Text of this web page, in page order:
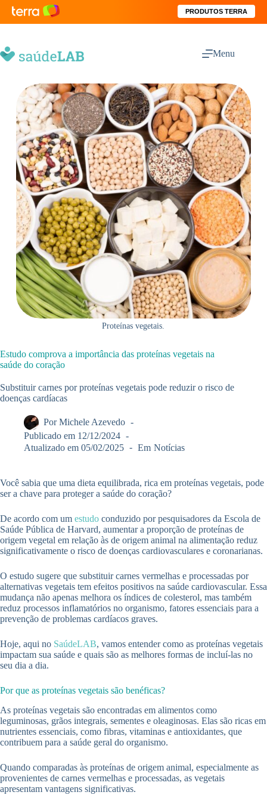
PRODUTOS TERRA
Menu
Proteínas vegetais.
Estudo comprova a importância das proteínas vegetais na
saúde do coração
Substituir carnes por proteínas vegetais pode reduzir o risco de
doenças cardíacas
Por Michele Azevedo
Publicado em 12/12/2024
Atualizado em 05/02/2025 Em Notícias
Você sabia que uma dieta equilibrada, rica em proteínas vegetais, pode
ser a chave para proteger a saúde do coração?
De acordo com um estudo conduzido por pesquisadores da Escola de
Saúde Pública de Harvard, aumentar a proporção de proteínas de
origem vegetal em relação às de origem animal na alimentação reduz
significativamente o risco de doenças cardiovasculares e coronarianas.
O estudo sugere que substituir carnes vermelhas e processadas por
alternativas vegetais tem efeitos positivos na saúde cardiovascular. Essa
mudança não apenas melhora os índices de colesterol, mas também
reduz processos inflamatórios no organismo, fatores essenciais para a
prevenção de problemas cardíacos graves.
Hoje, aqui no SaúdeLAB, vamos entender como as proteínas vegetais
impactam sua saúde e quais são as melhores formas de incluí-las no
seu dia a dia.
Por que as proteínas vegetais são benéficas?
As proteínas vegetais são encontradas em alimentos como
leguminosas, grãos integrais, sementes e oleaginosas. Elas são ricas em
nutrientes essenciais, como fibras, vitaminas e antioxidantes, que
contribuem para a saúde geral do organismo.
Quando comparadas às proteínas de origem animal, especialmente as
provenientes de carnes vermelhas e processadas, as vegetais
apresentam vantagens significativas.